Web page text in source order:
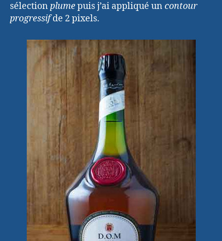
sélection plumepuis j’ai appliqué un contour
progressifde 2 pixels.